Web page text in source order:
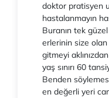
doktor pratisyen
hastalanmayın
Buranın tek
erlerinin size olan
gitmeyi
yaş sınırı 60
Benden
en değerli yeri